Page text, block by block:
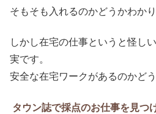
そもそも入れるのかどうかわかり
しかし在宅の仕事というと怪し
実です。
安全な在宅ワークがあるのかど
タウン誌で採点のお仕事を見つ